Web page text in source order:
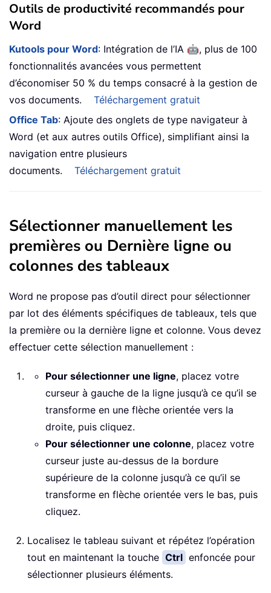
Outils de productivité recommandés pour
Word
Kutools pour Word: Intégration de l’IA 🤖, plus de 100
fonctionnalités avancées vous permettent
d’économiser 50 % du temps consacré à la gestion de
vos documents.
Téléchargement gratuit
Office Tab: Ajoute des onglets de type navigateur à
Word (et aux autres outils Office), simplifiant ainsi la
navigation entre plusieurs
documents.
Téléchargement gratuit
Sélectionner manuellement les
premières ou Dernière ligne ou
colonnes des tableaux
Word ne propose pas d’outil direct pour sélectionner
par lot des éléments spécifiques de tableaux, tels que
la première ou la dernière ligne et colonne. Vous devez
effectuer cette sélection manuellement :
Pour sélectionner une ligne, placez votre
curseur à gauche de la ligne jusqu’à ce qu’il se
transforme en une flèche orientée vers la
droite, puis cliquez.
Pour sélectionner une colonne, placez votre
curseur juste au-dessus de la bordure
supérieure de la colonne jusqu’à ce qu’il se
transforme en flèche orientée vers le bas, puis
cliquez.
Localisez le tableau suivant et répétez l’opération
tout en maintenant la touche Ctrl enfoncée pour
sélectionner plusieurs éléments.